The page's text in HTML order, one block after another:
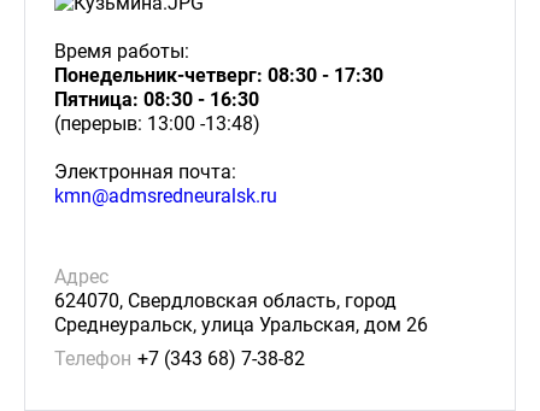
Время работы:
Понедельник-четверг: 08:30 - 17:30
Пятница: 08:30 - 16:30
(перерыв: 13:00 -13:48)
Электронная почта:
kmn@admsredneuralsk.ru
Адрес
624070, Свердловская область, город
Среднеуральск, улица Уральская, дом 26
Телефон +7 (343 68) 7-38-82